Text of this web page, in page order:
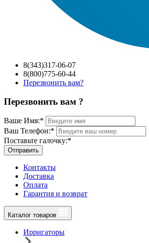
8(343)317-06-07
8(800)775-60-44
Перезвонить вам?
Перезвонить вам ?
Ваше Имя:*
Ваш Телефон:*
Поставьте галочку:*
Отправить
Контакты
Доставка
Оплата
Гарантия и возврат
Каталог товаров
Ирригаторы